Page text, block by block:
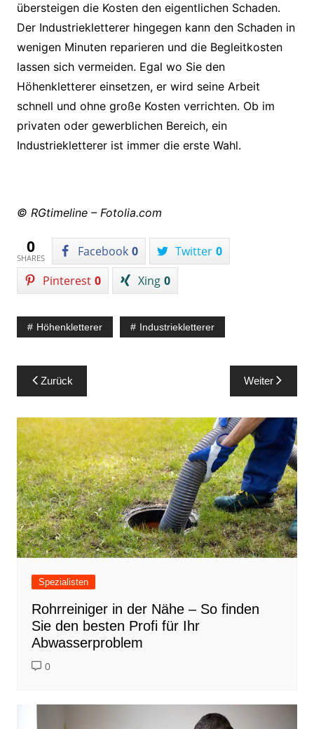
übersteigen die Kosten den eigentlichen Schaden.
Der Industriekletterer hingegen kann den Schaden in
wenigen Minuten reparieren und die Begleitkosten
lassen sich vermeiden. Egal wo Sie den
Höhenkletterer einsetzen, er wird seine Arbeit
schnell und ohne große Kosten verrichten. Ob im
privaten oder gewerblichen Bereich, ein
Industriekletterer ist immer die erste Wahl.
© RGtimeline – Fotolia.com
0
SHARES Facebook 0 Twitter 0
Pinterest 0 Xing 0
Höhenkletterer Industriekletterer
Beitragsnavigation
Zurück Weiter
Spezialisten
Rohrreiniger in der Nähe – So finden
Sie den besten Profi für Ihr
Abwasserproblem
0